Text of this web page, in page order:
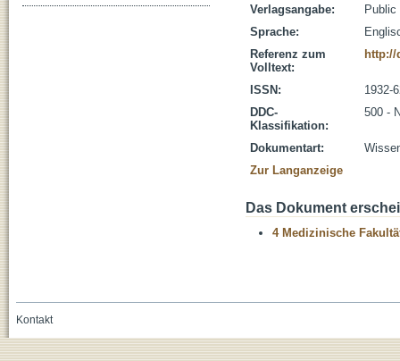
Verlagsangabe:
Sprache:
Referenz zum
Volltext:
http://
ISSN:
1932-
DDC-
Klassifikation:
500 -
Dokumentart:
Zur Langanzeige
Das Dokument
4 Medizinische
Kontakt